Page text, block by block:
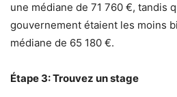
une médiane de 71 760 €, tandis
gouvernement étaient les moins
médiane de 65 180 €.
Étape 3: Trouvez un stage